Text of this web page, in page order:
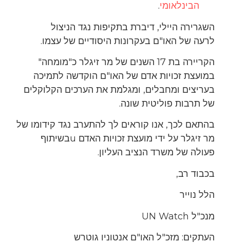
הבינלאומי.
השגרירה היילי, דיברת בתקיפות נגד הניצול
לרעה של האו"ם בעקרונות היסודיים של עצמו.
הקריירה בת 17 השנים של מר זיגלר כ"מומחה"
במועצת זכויות אדם של האו"ם הוקדשה לתמיכה
בעריצים ומחבלים, ומגלמת את הערכים הקלוקלים
של תרבות פוליטית שונה.
בהתאם לכך, אנו קוראים לך להתערב נגד קידומו של
מר זיגלר על ידי מועצת זכויות האדם uבשיתוף
פעולה של משרד הנציב העליון.
בכבוד רב,
הלל נוייר
מנכ"ל UN Watch
העתקים: מזכ"ל האו"ם אנטוניו גוטרש